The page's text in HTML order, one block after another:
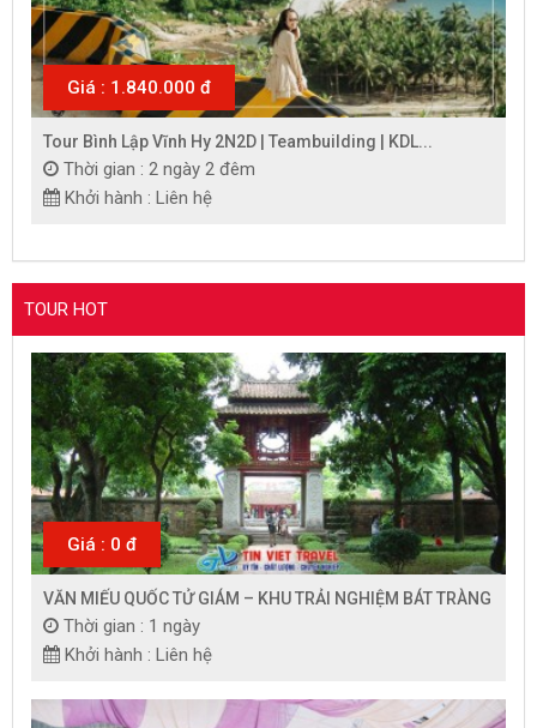
Giá : 1.840.000 đ
Tour Bình Lập Vĩnh Hy 2N2D | Teambuilding | KDL...
Thời gian : 2 ngày 2 đêm
Khởi hành : Liên hệ
TOUR HOT
Giá : 0 đ
VĂN MIẾU QUỐC TỬ GIÁM – KHU TRẢI NGHIỆM BÁT TRÀNG
Thời gian : 1 ngày
Khởi hành : Liên hệ